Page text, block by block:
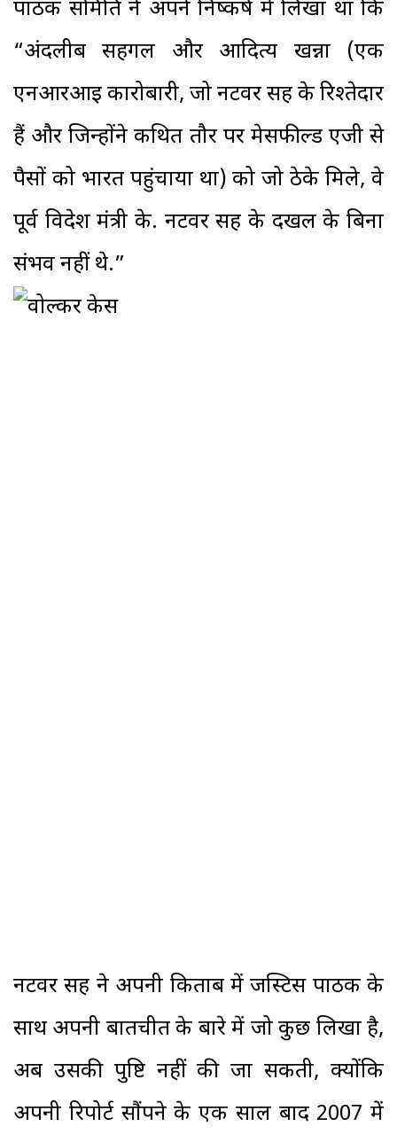
पाठक समिति ने अपने निष्कर्ष में लिखा था कि
“अंदलीब सहगल और आदित्य खन्ना (एक
एनआरआइ कारोबारी, जो नटवर सिंह के रिश्तेदार
हैं और जिन्होंने कथित तौर पर मेसफील्ड एजी से
पैसों को भारत पहुंचाया था) को जो ठेके मिले, वे
पूर्व विदेश मंत्री के. नटवर सिंह के दखल के बिना
संभव नहीं थे.”
नटवर सिंह ने अपनी किताब में जस्टिस पाठक के
साथ अपनी बातचीत के बारे में जो कुछ लिखा है,
अब उसकी पुष्टि नहीं की जा सकती, क्योंकि
अपनी रिपोर्ट सौंपने के एक साल बाद 2007 में